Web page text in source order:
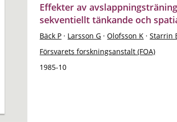
Effekter av
sekventiellt tänkande och
Bäck P · Larsson G · Olofsson K · Starrin
Försvarets forskningsanstalt (FOA)
1985-10